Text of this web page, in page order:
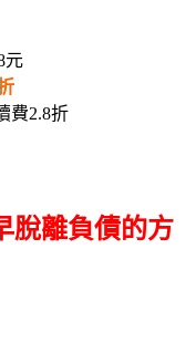
元
費2.8折
脫離負債的方